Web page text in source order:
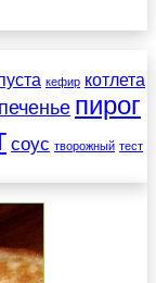
кефир котлета
печенье пирог
соус творожный тест